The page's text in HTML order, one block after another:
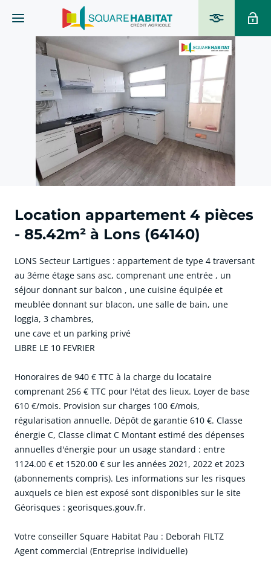
Location appartement 4 pièces
- 85.42m² à Lons (64140)
LONS Secteur Lartigues : appartement de type 4 traversant
au 3éme étage sans asc, comprenant une entrée , un
séjour donnant sur balcon , une cuisine équipée et
meublée donnant sur blacon, une salle de bain, une
loggia, 3 chambres,
une cave et un parking privé
LIBRE LE 10 FEVRIER
Honoraires de 940 € TTC à la charge du locataire
comprenant 256 € TTC pour l'état des lieux. Loyer de base
610 €/mois. Provision sur charges 100 €/mois,
régularisation annuelle. Dépôt de garantie 610 €. Classe
énergie C, Classe climat C Montant estimé des dépenses
annuelles d'énergie pour un usage standard : entre
1124.00 € et 1520.00 € sur les années 2021, 2022 et 2023
(abonnements compris). Les informations sur les risques
auxquels ce bien est exposé sont disponibles sur le site
Géorisques : georisques.gouv.fr.
Votre conseiller Square Habitat Pau : Deborah FILTZ
Agent commercial (Entreprise individuelle)